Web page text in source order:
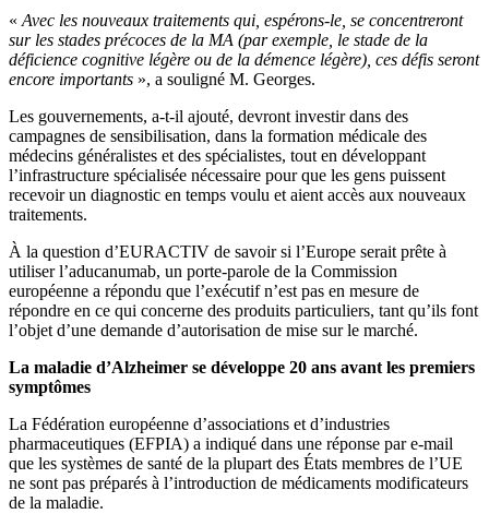
« Avec les nouveaux traitements qui, espérons-le, se concentreront
sur les stades précoces de la MA (par exemple, le stade de la
déficience cognitive légère ou de la démence légère), ces défis seront
encore importants », a souligné M. Georges.
Les gouvernements, a-t-il ajouté, devront investir dans des
campagnes de sensibilisation, dans la formation médicale des
médecins généralistes et des spécialistes, tout en développant
l’infrastructure spécialisée nécessaire pour que les gens puissent
recevoir un diagnostic en temps voulu et aient accès aux nouveaux
traitements.
À la question d’EURACTIV de savoir si l’Europe serait prête à
utiliser l’aducanumab, un porte-parole de la Commission
européenne a répondu que l’exécutif n’est pas en mesure de
répondre en ce qui concerne des produits particuliers, tant qu’ils font
l’objet d’une demande d’autorisation de mise sur le marché.
La maladie d’Alzheimer se développe 20 ans avant les premiers
symptômes
La Fédération européenne d’associations et d’industries
pharmaceutiques (EFPIA) a indiqué dans une réponse par e-mail
que les systèmes de santé de la plupart des États membres de l’UE
ne sont pas préparés à l’introduction de médicaments modificateurs
de la maladie.